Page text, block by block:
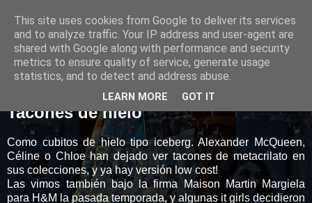
Style&Love
26 marzo 2013
Tacones de hielo
Como cubitos de hielo tipo iceberg. Alexander McQueen,
Céline o Chloe han dejado ver tacones de metacrilato en
sus colecciones, y ya hay versión low cost!
Las vimos también bajo la firma Maison Martin Margiela
para H&M la pasada temporada, y algunas it girls decidieron
This site uses cookies from Google to deliver its services
and to analyze traffic. Your IP address and user-agent are
shared with Google along with performance and security
metrics to ensure quality of service, generate usage
statistics, and to detect and address abuse.
LEARN MORE GOT IT